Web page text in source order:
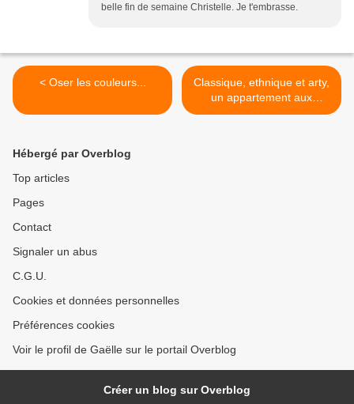
belle fin de semaine Christelle. Je t'embrasse.
< Oser les couleurs...
Classique, ethnique et arty,
un appartement aux
Invalides >
Hébergé par Overblog
Top articles
Pages
Contact
Signaler un abus
C.G.U.
Cookies et données personnelles
Préférences cookies
Voir le profil de Gaëlle sur le portail Overblog
Créer un blog sur Overblog